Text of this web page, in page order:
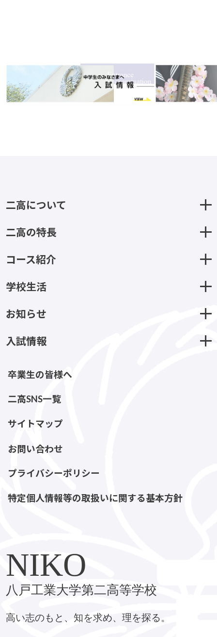
二高について
二高の特長
コース紹介
学校生活
お知らせ
入試情報
卒業生の皆様へ
二高SNS一覧
サイトマップ
お問い合わせ
プライバシーポリシー
特定個人情報等の取扱いに関する基本方針
NIKO
八戸工業大学第二高等学校
高い志のもと、知を求め、理を探る。